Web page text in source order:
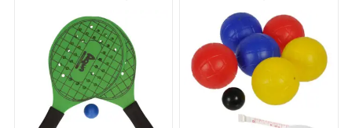
meetlint 1,5 meter